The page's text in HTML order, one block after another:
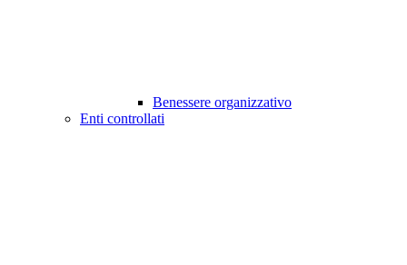
Benessere organizzativo
Enti controllati